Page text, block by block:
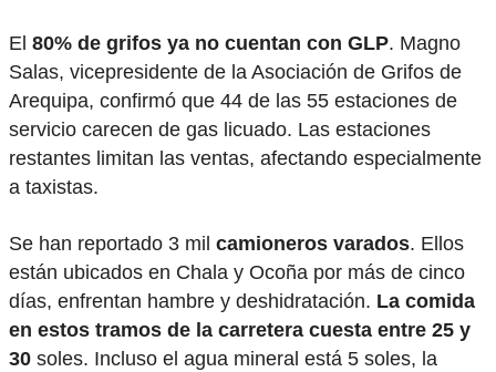
El 80% de grifos ya no cuentan con GLP. Magno
Salas, vicepresidente de la Asociación de Grifos de
Arequipa, confirmó que 44 de las 55 estaciones de
servicio carecen de gas licuado. Las estaciones
restantes limitan las ventas, afectando especialmente
a taxistas.
Se han reportado 3 mil camioneros varados. Ellos
están ubicados en Chala y Ocoña por más de cinco
días, enfrentan hambre y deshidratación. La comida
en estos tramos de la carretera cuesta entre 25 y
30 soles. Incluso el agua mineral está 5 soles, la